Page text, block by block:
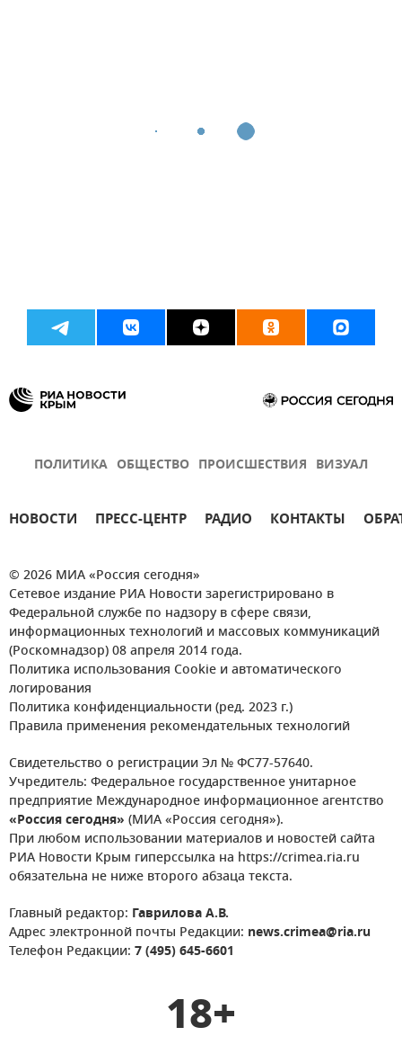
ПОЛИТИКА ОБЩЕСТВО ПРОИСШЕСТВИЯ ВИЗУАЛ
НОВОСТИ ПРЕСС-ЦЕНТР РАДИО КОНТАКТЫ
© 2026 МИА «Россия сегодня»
Сетевое издание РИА Новости зарегистрировано в
Федеральной службе по надзору в сфере связи,
информационных технологий и массовых коммуникаций
(Роскомнадзор) 08 апреля 2014 года.
Политика использования Cookie и автоматического
логирования
Политика конфиденциальности (ред. 2023 г.)
Правила применения рекомендательных технологий
Свидетельство о регистрации Эл № ФС77-57640.
Учредитель: Федеральное государственное унитарное
предприятие Международное информационное агентство
«Россия сегодня» (МИА «Россия сегодня»).
При любом использовании материалов и новостей сайта
РИА Новости Крым гиперссылка на https://crimea.ria.ru
обязательна не ниже второго абзаца текста.
Главный редактор: Гаврилова А.В.
Адрес электронной почты Редакции: news.crimea@ria.ru
Телефон Редакции: 7 (495) 645-6601
18+